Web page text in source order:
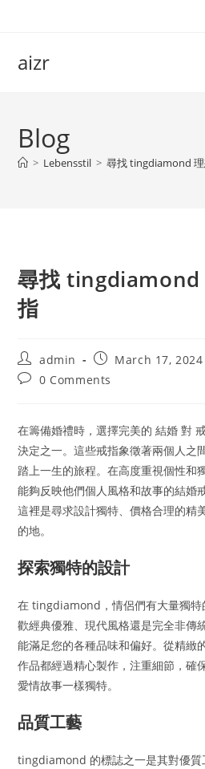
aizr
Blog
> Lebensstil > 尋找 tingdiamond
尋找 tingdiamond
指
Post
author:
admin
Post
published:
March 17, 2024
Post0 Comments
在籌備婚禮時，選擇完美的 結婚 對
決定之一。這些戒指象徵著兩個人之
踏上一生的旅程。在高度重視個性和
能夠反映他們個人風格和故事的結婚
這裡是尋求設計獨特、價格合理的精
的地。
探索獨特的設計
在 tingdiamond，情侶們有大量獨特
歡經典優雅、現代風格還是完全非
能滿足您的各種品味和偏好。從精緻
作品都經過精心製作，注重細節，確
愛情故事一樣獨特。
品質工藝
tingdiamond 的標誌之一是其對優質